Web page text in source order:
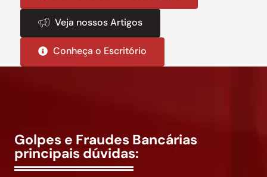
Veja nossos Artigos
Conheça o Escritório
Golpes e Fraudes Bancárias
principais dúvidas: